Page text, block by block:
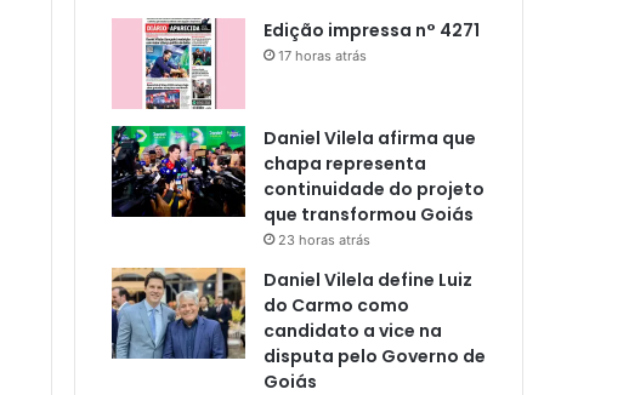
Edição impressa n° 4271
17 horas atrás
Daniel Vilela afirma que
chapa representa
continuidade do projeto
que transformou Goiás
23 horas atrás
Daniel Vilela define Luiz
do Carmo como
candidato a vice na
disputa pelo Governo de
Goiás